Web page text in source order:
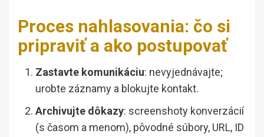
Proces nahlasovania: čo si
pripraviť a ako postupovať
Zastavte komunikáciu: nevyjednávajte;
urobte záznamy a blokujte kontakt.
Archivujte dôkazy: screenshoty konverzácií
(s časom a menom), pôvodné súbory, URL, ID